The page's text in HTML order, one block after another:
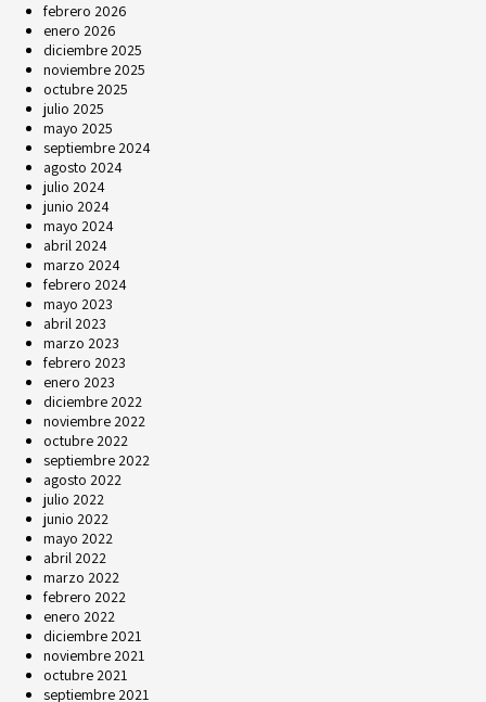
febrero 2026
enero 2026
diciembre 2025
noviembre 2025
octubre 2025
julio 2025
mayo 2025
septiembre 2024
agosto 2024
julio 2024
junio 2024
mayo 2024
abril 2024
marzo 2024
febrero 2024
mayo 2023
abril 2023
marzo 2023
febrero 2023
enero 2023
diciembre 2022
noviembre 2022
octubre 2022
septiembre 2022
agosto 2022
julio 2022
junio 2022
mayo 2022
abril 2022
marzo 2022
febrero 2022
enero 2022
diciembre 2021
noviembre 2021
octubre 2021
septiembre 2021